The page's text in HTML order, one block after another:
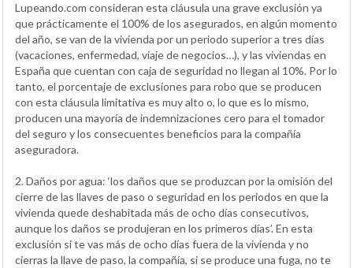
Lupeando.com consideran esta cláusula una grave exclusión ya
que prácticamente el 100% de los asegurados, en algún momento
del año, se van de la vivienda por un periodo superior a tres días
(vacaciones, enfermedad, viaje de negocios…), y las viviendas en
España que cuentan con caja de seguridad no llegan al 10%. Por lo
tanto, el porcentaje de exclusiones para robo que se producen
con esta cláusula limitativa es muy alto o, lo que es lo mismo,
producen una mayoría de indemnizaciones cero para el tomador
del seguro y los consecuentes beneficios para la compañía
aseguradora.
2. Daños por agua: ‘los daños que se produzcan por la omisión del
cierre de las llaves de paso o seguridad en los periodos en que la
vivienda quede deshabitada más de ocho días consecutivos,
aunque los daños se produjeran en los primeros días’. En esta
exclusión si te vas más de ocho días fuera de la vivienda y no
cierras la llave de paso, la compañía, si se produce una fuga, no te